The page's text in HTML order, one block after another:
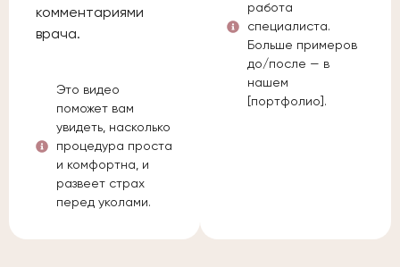
комментариями
врача.
Это видео
поможет вам
увидеть, насколько
процедура проста
и комфортна, и
развеет страх
перед уколами.
работа
специалиста.
Больше примеров
до/после — в
нашем
[портфолио].